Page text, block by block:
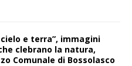
e terra”, immagini
clebrano la natura,
Comunale di Bossolasco